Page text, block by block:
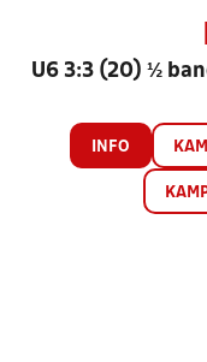
U6 3:3 (20) ½
INFO